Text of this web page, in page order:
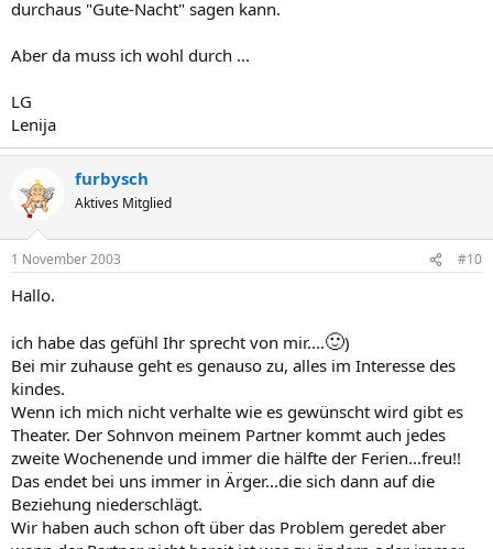
durchaus "Gute-Nacht" sagen kann.
Aber da muss ich wohl durch ...
LG
Lenija
furbysch
Aktives Mitglied
1 November 2003 #10
Hallo.
ich habe das gefühl Ihr sprecht von mir....🙂)
Bei mir zuhause geht es genauso zu, alles im Interesse des
kindes.
Wenn ich mich nicht verhalte wie es gewünscht wird gibt es
Theater. Der Sohnvon meinem Partner kommt auch jedes
zweite Wochenende und immer die hälfte der Ferien...freu!!
Das endet bei uns immer in Ärger...die sich dann auf die
Beziehung niederschlägt.
Wir haben auch schon oft über das Problem geredet aber